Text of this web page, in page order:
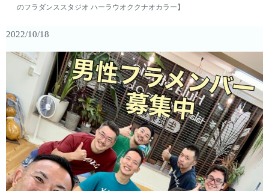
のフラダンススタジオ ハーラウオククナオカラー】
2022/10/18